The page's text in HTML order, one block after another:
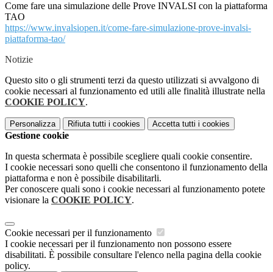
Come fare una simulazione delle Prove INVALSI con la piattaforma
TAO
https://www.invalsiopen.it/come-fare-simulazione-prove-invalsi-
piattaforma-tao/
Notizie
Questo sito o gli strumenti terzi da questo utilizzati si avvalgono di
cookie necessari al funzionamento ed utili alle finalità illustrate nella
COOKIE POLICY.
Personalizza Rifiuta tutti i cookies Accetta tutti i cookies
Gestione cookie
In questa schermata è possibile scegliere quali cookie consentire.
I cookie necessari sono quelli che consentono il funzionamento della
piattaforma e non è possibile disabilitarli.
Per conoscere quali sono i cookie necessari al funzionamento potete
visionare la COOKIE POLICY.
Cookie necessari per il funzionamento
I cookie necessari per il funzionamento non possono essere
disabilitati. È possibile consultare l'elenco nella pagina della cookie
policy.